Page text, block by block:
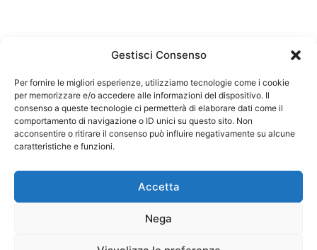
Gestisci Consenso
Per fornire le migliori esperienze, utilizziamo tecnologie come i cookie
per memorizzare e/o accedere alle informazioni del dispositivo. Il
consenso a queste tecnologie ci permetterà di elaborare dati come il
comportamento di navigazione o ID unici su questo sito. Non
acconsentire o ritirare il consenso può influire negativamente su alcune
caratteristiche e funzioni.
Accetta
Nega
Federazione Nazionale Degli Ordini dei Biologi:
codice fiscale 80069130583
Responsabile sito internet www.fnob.it: Vincenzo
Privacy Policy Cookie Policy